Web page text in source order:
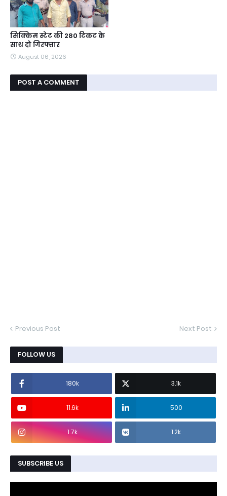
सिक्किम स्टेट की 280 टिकट के
साथ दो गिरफ्तार
August 06, 2026
POST A COMMENT
Previous Post Next Post
FOLLOW US
180k 3.1k
11.6k 500
1.7k 1.2k
SUBSCRIBE US